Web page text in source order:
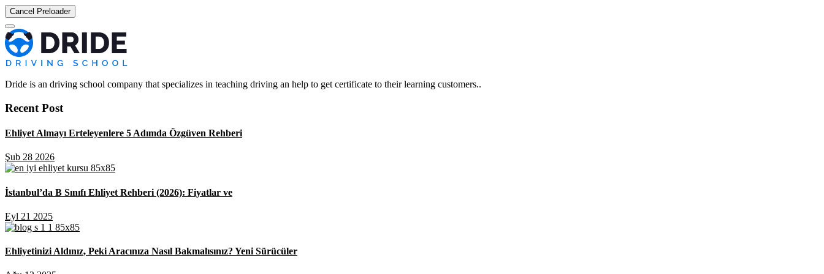
Cancel Preloader
Dride is an driving school company that specializes in teaching driving an help to get certificate to their learning customers..
Recent Post
Ehliyet Almayı Erteleyenlere 5 Adımda Özgüven Rehberi
Şub 28 2026
İstanbul’da B Sınıfı Ehliyet Rehberi (2026): Fiyatlar ve
Eyl 21 2025
Ehliyetinizi Aldınız, Peki Aracınıza Nasıl Bakmalısınız? Yeni Sürücüler